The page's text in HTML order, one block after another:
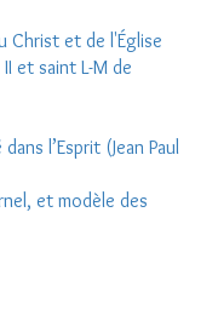
Christ et de l'Église
II et saint L-M de
l’Esprit (Jean Paul
et modèle des